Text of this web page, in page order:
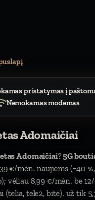
pristatymas į
Nemokamas modemas
Adomaičiai
Adomaičiai?5G
€/mėn. naujiems (−40
vėliau 8,99 €/mėn. be
tele2, bitė). už tik